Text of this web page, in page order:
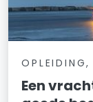
OPLEIDING,
Een